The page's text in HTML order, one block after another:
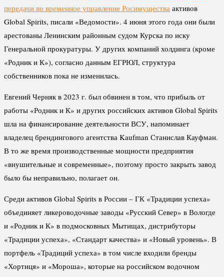
передачи во временное управление Росимущества активов
Global Spirits, писали «Ведомости». 4 июня этого года они были
арестованы Ленинским районным судом Курска по иску
Генеральной прокуратуры. У других компаний холдинга (кроме
«Родник и К»), согласно данным ЕГРЮЛ, структура
собственников пока не изменилась.
Евгений Черняк в 2023 г. был обвинен в том, что прибыль от
работы «Родник и К» и других российских активов Global Spirits
шла на финансирование деятельности ВСУ, напоминает
владелец брендингового агентства Kaufman Станислав Кауфман.
В то же время производственные мощности предприятия
«внушительные и современные», поэтому просто закрыть завод
было бы неправильно, полагает он.
Среди активов Global Spirits в России – ГК «Традиции успеха»
объединяет ликероводочные заводы «Русский Север» в Вологде
и «Родник и К» в подмосковных Мытищах, дистрибуторы
«Традиции успеха», «Стандарт качества» и «Новый уровень». В
портфель «Традиций успеха» в том числе входили бренды
«Хортиця» и «Мороша», которые на российском водочном